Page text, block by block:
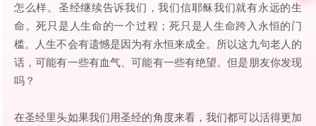
怎么样。圣经继续告诉我们，我们信耶稣我们就有永远的生
命。死只是人生命的一个过程；死只是人生命跨入永恒的门
槛。人生不会有遗憾是因为有永恒来成全。所以这九句老人的
话，可能有一些有血气、可能有一些有绝望。但是朋友你发现
吗？
在圣经里头如果我们用圣经的角度来看，我们都可以活得更加